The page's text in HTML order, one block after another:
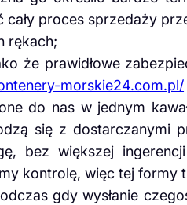
cały proces sprzedaży
rękach;
że prawidłowe
morskie24.com.pl/
do nas w jednym
się z dostarczanymi
bez większej
kontrolę, więc tej formy
gdy wysłanie